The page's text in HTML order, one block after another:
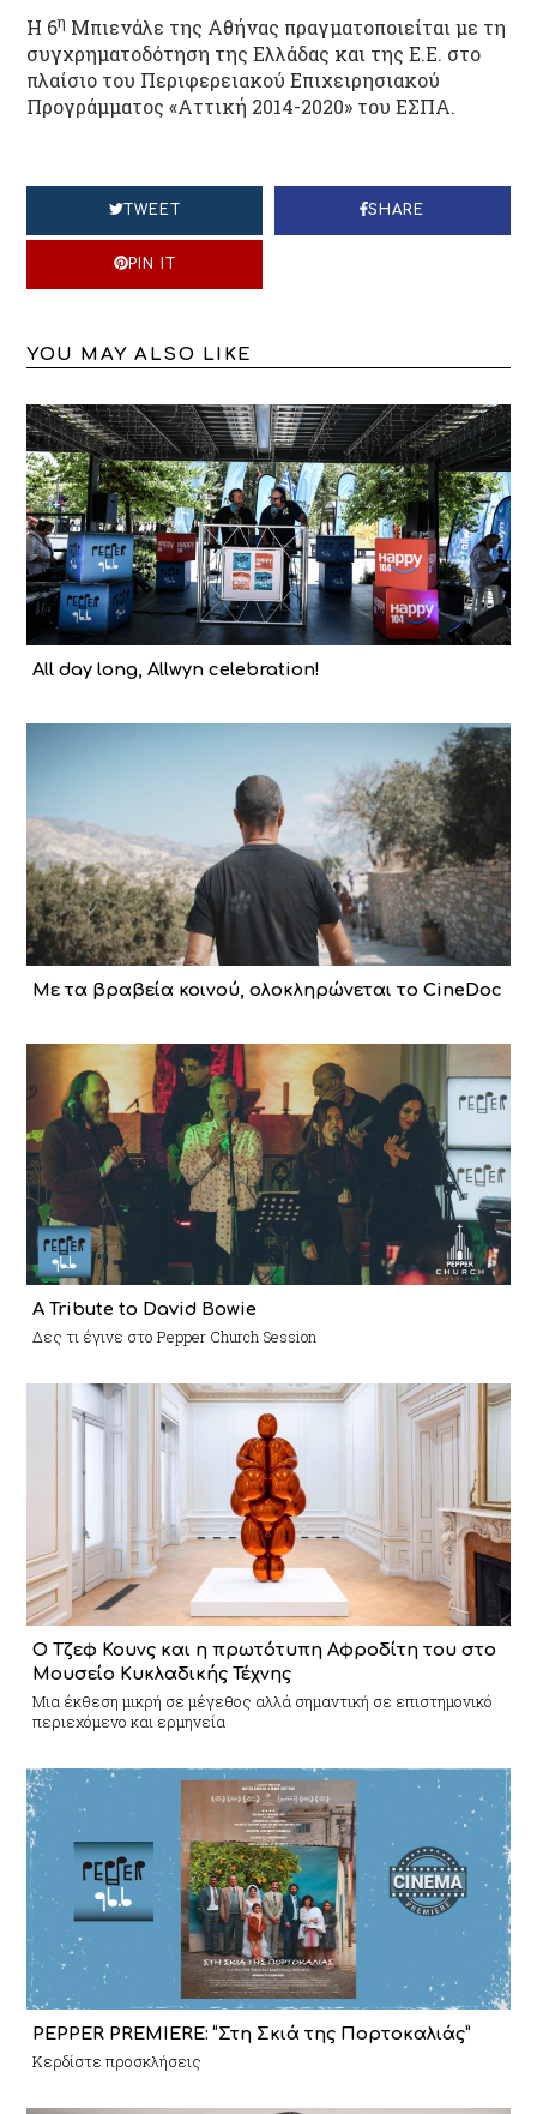
Η 6η Μπιενάλε της Αθήνας πραγματοποιείται με τη
συγχρηματοδότηση της Ελλάδας και της Ε.Ε. στο
πλαίσιο του Περιφερειακού Επιχειρησιακού
Προγράμματος «Αττική 2014-2020» του ΕΣΠΑ.
TWEET SHARE
PIN IT
YOU MAY ALSO LIKE
All day long, Allwyn celebration!
Με τα βραβεία κοινού, ολοκληρώνεται το CineDoc
A Tribute to David Bowie
Δες τι έγινε στο Pepper Church Session
Ο Τζεφ Κουνς και η πρωτότυπη Αφροδίτη του στο
Μουσείο Κυκλαδικής Τέχνης
Mια έκθεση μικρή σε μέγεθος αλλά σημαντική σε επιστημονικό
περιεχόμενο και ερμηνεία
PEPPER PREMIERE: “Στη Σκιά της Πορτοκαλιάς”
Κερδίστε προσκλήσεις